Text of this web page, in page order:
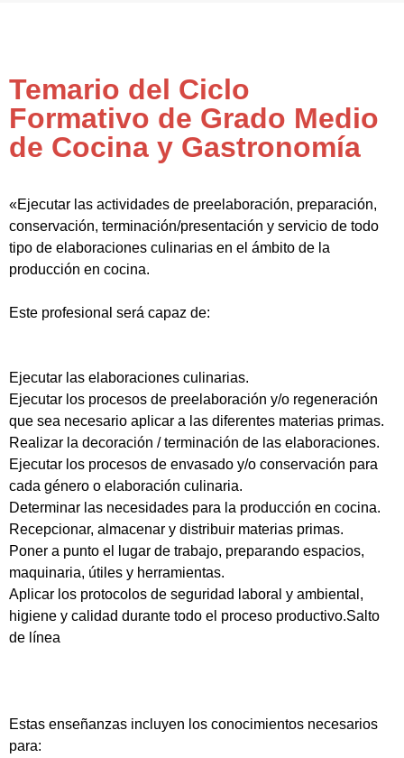
Temario del Ciclo
Formativo de Grado Medio
de Cocina y Gastronomía
«Ejecutar las actividades de preelaboración, preparación,
conservación, terminación/presentación y servicio de todo
tipo de elaboraciones culinarias en el ámbito de la
producción en cocina.
Este profesional será capaz de:
Ejecutar las elaboraciones culinarias.
Ejecutar los procesos de preelaboración y/o regeneración
que sea necesario aplicar a las diferentes materias primas.
Realizar la decoración / terminación de las elaboraciones.
Ejecutar los procesos de envasado y/o conservación para
cada género o elaboración culinaria.
Determinar las necesidades para la producción en cocina.
Recepcionar, almacenar y distribuir materias primas.
Poner a punto el lugar de trabajo, preparando espacios,
maquinaria, útiles y herramientas.
Aplicar los protocolos de seguridad laboral y ambiental,
higiene y calidad durante todo el proceso productivo.Salto
de línea
Estas enseñanzas incluyen los conocimientos necesarios
para: